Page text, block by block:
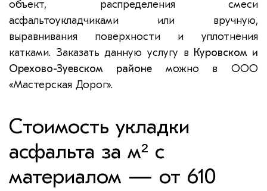
объект, распределения смеси
асфальтоукладчиками или вручную,
выравнивания поверхности и уплотнения
катками. Заказать данную услугу в Куровском и
Орехово-Зуевском районеможно в ООО
«Мастерская Дорог».
Стоимость укладки
асфальта за м² с
материалом — от 610